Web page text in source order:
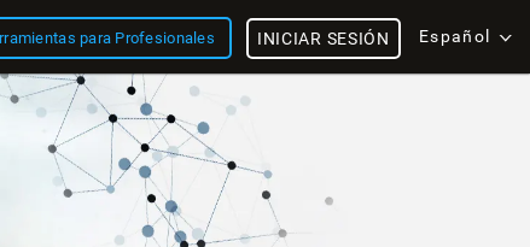
para Profesionales Español
INICIAR SESIÓN